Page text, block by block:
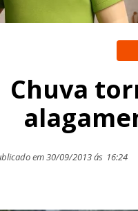
Chuva
em 30/09/2013 ás 16:24